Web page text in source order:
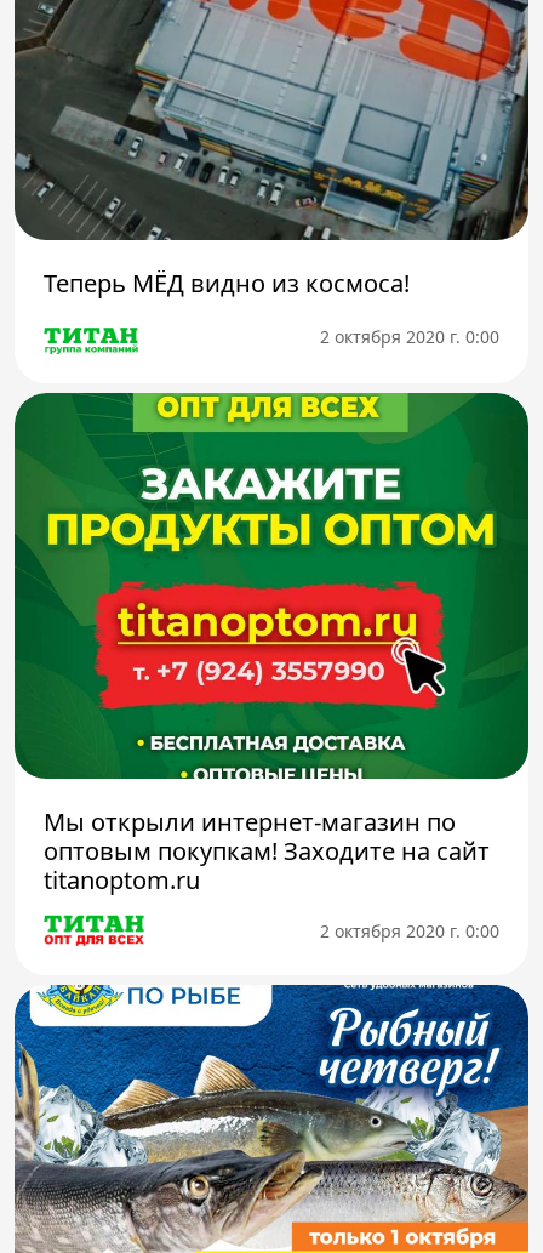
Теперь МЁД видно из космоса!
2 октября 2020 г. 0:00
Мы открыли интернет-магазин по
оптовым покупкам! Заходите на сайт
titanoptom.ru
2 октября 2020 г. 0:00